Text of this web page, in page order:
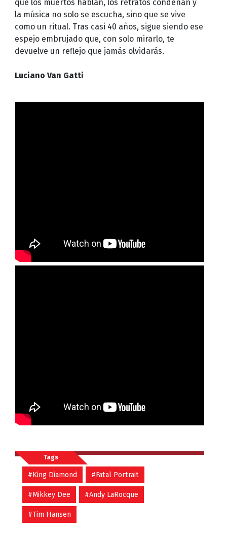
que los muertos hablan, los retratos condenan y
la música no solo se escucha, sino que se vive
como un ritual. Tras casi 40 años, sigue siendo ese
espejo embrujado que, con solo mirarlo, te
devuelve un reflejo que jamás olvidarás.
Luciano Van Gatti
Tags
#King Diamond #Fatal Portrait
#Mikkey Dee #Andy LaRocque
#Tim Hansen